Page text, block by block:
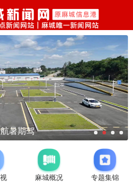
暑期驾
麻城概况 专题集锦